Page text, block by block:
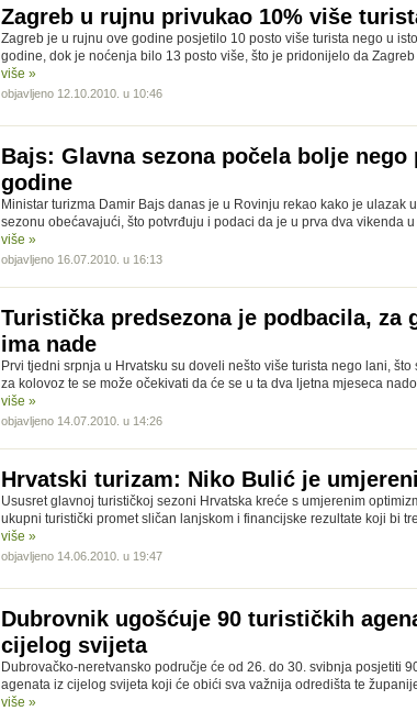
Zagreb u rujnu privukao 10% više
Zagreb je u rujnu ove godine posjetilo 10 posto više turista nego u
godine, dok je noćenja bilo 13 posto više, što je pridonijelo da
više »
objavljeno 12.10.2010. u 10:46
Bajs: Glavna sezona počela bolje nego
godine
Ministar turizma Damir Bajs danas je u Rovinju rekao kako je ulazak
sezonu obećavajući, što potvrđuju i podaci da je u prva dva vikenda
više »
objavljeno 16.07.2010. u 16:13
Turistička predsezona je podbacila, za
ima nade
Prvi tjedni srpnja u Hrvatsku su doveli nešto više turista nego lani, što
za kolovoz te se može očekivati da će se u ta dva ljetna mjeseca
više »
objavljeno 14.07.2010. u 14:26
Hrvatski turizam: Niko Bulić je
Ususret glavnoj turističkoj sezoni Hrvatska kreće s umjerenim
ukupni turistički promet sličan lanjskom i financijske rezultate koji bi
više »
objavljeno 14.06.2010. u 19:47
Dubrovnik ugošćuje 90 turističkih
cijelog svijeta
Dubrovačko-neretvansko područje će od 26. do 30. svibnja posjetiti
agenata iz cijelog svijeta koji će obići sva važnija odredišta te
više »